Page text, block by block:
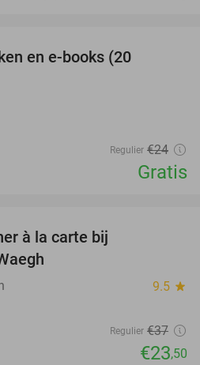
en e-books (20
Regulier €24
Gratis
à la carte bij
9.5 star
Regulier €37
€23,50